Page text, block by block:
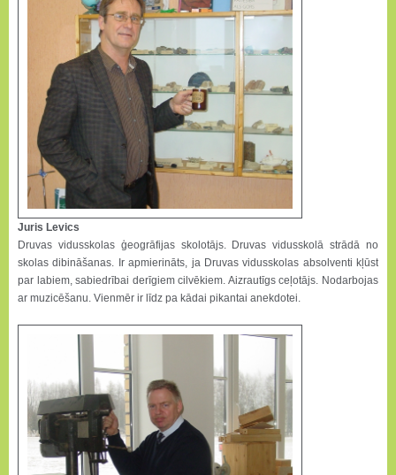
Juris Levics
Druvas vidusskolas ģeogrāfijas skolotājs. Druvas vidusskolā strādā no
skolas dibināšanas. Ir apmierināts, ja Druvas vidusskolas absolventi kļūst
par labiem, sabiedrībai derīgiem cilvēkiem. Aizrautīgs ceļotājs. Nodarbojas
ar muzicēšanu. Vienmēr ir līdz pa kādai pikantai anekdotei.